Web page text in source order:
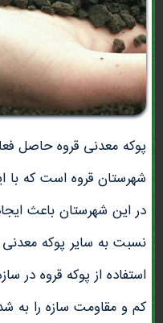
پوکه معدنی قروه حاصل
شهرستان قروه است که
در این شهرستان باعث
نسبت به سایر پوکه
استفاده از پوکه قروه در
کم و مقاومت سازه را به